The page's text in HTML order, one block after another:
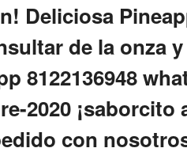
Deliciosa
de la onza
8122136948
2020 ¡saborcito
con